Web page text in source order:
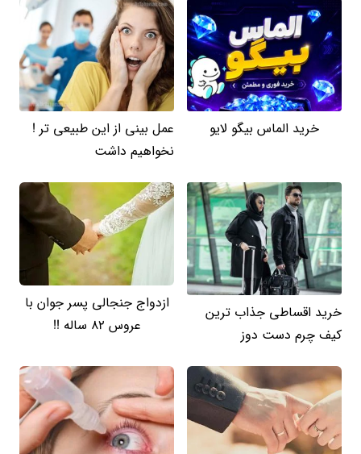
خرید الماس بیگو لایو
عمل بینی از این طبیعی تر !
نخواهیم داشت
خرید اقساطی جذاب ترین
کیف چرم دست دوز
ازدواج جنجالی پسر جوان با
عروس 82 ساله !!